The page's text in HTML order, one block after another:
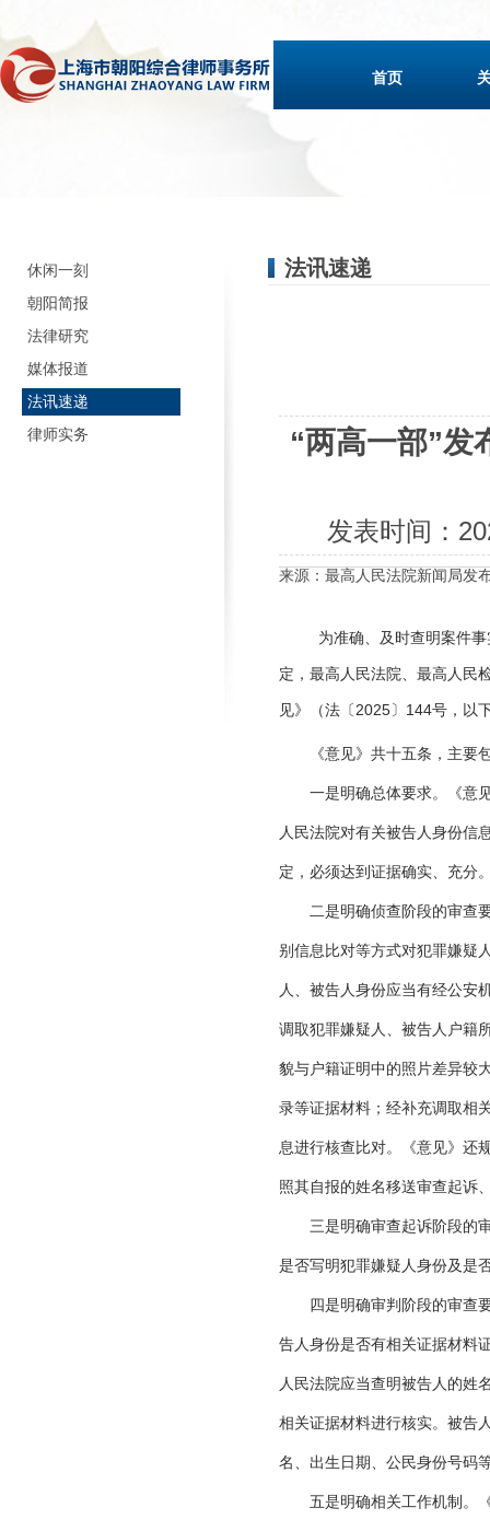
首页
休闲一刻
朝阳简报
法律研究
媒体报道
法讯速递
律师实务
法讯速递
“两高一部”发
发表时间：
来源：最高人民法院新闻局发
为准确、及时查明案件
定，最高人民法院、最高人民
见》（法〔2025〕144号，以
《意见》共十五条，主要
一是明确总体要求。《意见
人民法院对有关被告人身份信
定，必须达到证据确实、充分
二是明确侦查阶段的审查要
别信息比对等方式对犯罪嫌疑
人、被告人身份应当有经公安
调取犯罪嫌疑人、被告人户籍
貌与户籍证明中的照片差异较
录等证据材料；经补充调取相
息进行核查比对。《意见》还
照其自报的姓名移送审查起诉
三是明确审查起诉阶段的审
是否写明犯罪嫌疑人身份及是
四是明确审判阶段的审查要
告人身份是否有相关证据材料
人民法院应当查明被告人的姓
相关证据材料进行核实。被告
名、出生日期、公民身份号码
五是明确相关工作机制。《